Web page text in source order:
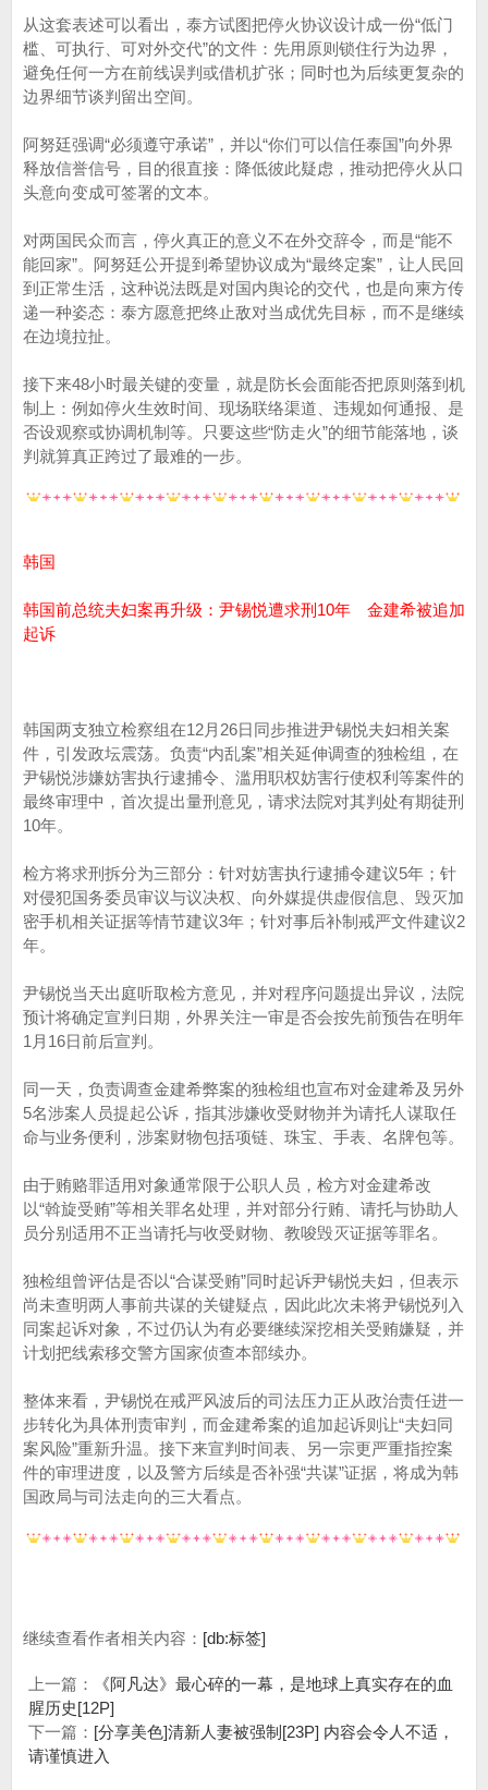
从这套表述可以看出，泰方试图把停火协议设计成一份“低门
槛、可执行、可对外交代”的文件：先用原则锁住行为边界，
避免任何一方在前线误判或借机扩张；同时也为后续更复杂的
边界细节谈判留出空间。
阿努廷强调“必须遵守承诺”，并以“你们可以信任泰国”向外界
释放信誉信号，目的很直接：降低彼此疑虑，推动把停火从口
头意向变成可签署的文本。
对两国民众而言，停火真正的意义不在外交辞令，而是“能不
能回家”。阿努廷公开提到希望协议成为“最终定案”，让人民回
到正常生活，这种说法既是对国内舆论的交代，也是向柬方传
递一种姿态：泰方愿意把终止敌对当成优先目标，而不是继续
在边境拉扯。
接下来48小时最关键的变量，就是防长会面能否把原则落到机
制上：例如停火生效时间、现场联络渠道、违规如何通报、是
否设观察或协调机制等。只要这些“防走火”的细节能落地，谈
判就算真正跨过了最难的一步。
韩国
韩国前总统夫妇案再升级：尹锡悦遭求刑10年 金建希被追加
起诉
韩国两支独立检察组在12月26日同步推进尹锡悦夫妇相关案
件，引发政坛震荡。负责“内乱案”相关延伸调查的独检组，在
尹锡悦涉嫌妨害执行逮捕令、滥用职权妨害行使权利等案件的
最终审理中，首次提出量刑意见，请求法院对其判处有期徒刑
10年。
检方将求刑拆分为三部分：针对妨害执行逮捕令建议5年；针
对侵犯国务委员审议与议决权、向外媒提供虚假信息、毁灭加
密手机相关证据等情节建议3年；针对事后补制戒严文件建议2
年。
尹锡悦当天出庭听取检方意见，并对程序问题提出异议，法院
预计将确定宣判日期，外界关注一审是否会按先前预告在明年
1月16日前后宣判。
同一天，负责调查金建希弊案的独检组也宣布对金建希及另外
5名涉案人员提起公诉，指其涉嫌收受财物并为请托人谋取任
命与业务便利，涉案财物包括项链、珠宝、手表、名牌包等。
由于贿赂罪适用对象通常限于公职人员，检方对金建希改
以“斡旋受贿”等相关罪名处理，并对部分行贿、请托与协助人
员分别适用不正当请托与收受财物、教唆毁灭证据等罪名。
独检组曾评估是否以“合谋受贿”同时起诉尹锡悦夫妇，但表示
尚未查明两人事前共谋的关键疑点，因此此次未将尹锡悦列入
同案起诉对象，不过仍认为有必要继续深挖相关受贿嫌疑，并
计划把线索移交警方国家侦查本部续办。
整体来看，尹锡悦在戒严风波后的司法压力正从政治责任进一
步转化为具体刑责审判，而金建希案的追加起诉则让“夫妇同
案风险”重新升温。接下来宣判时间表、另一宗更严重指控案
件的审理进度，以及警方后续是否补强“共谋”证据，将成为韩
国政局与司法走向的三大看点。
继续查看作者相关内容： [db:标签]
上一篇：
《阿凡达》最心碎的一幕，是地球上真实存在的血
腥历史[12P]
下一篇： [分享美色]清新人妻被强制[23P] 内容会令人不适，
请谨慎进入